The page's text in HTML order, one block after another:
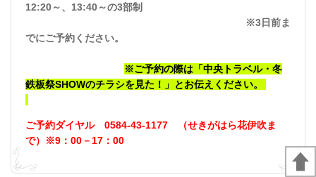
12:20～、13:40～の3部制
※3日前ま
でにご予約ください。
※ご予約の際は「中央トラベル・冬
鉄板祭SHOWのチラシを見た！」とお伝えください。
ご予約ダイヤル 0584-43-1177 （せきがはら花伊吹ま
で）※9：00－17：00